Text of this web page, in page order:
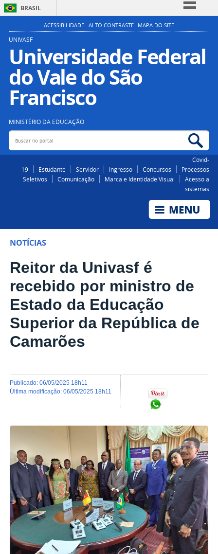
BRASIL
Simplifique!
Participe
Acesso à informação
Legislação
ACESSIBILIDADE ALTO CONTRASTE MAPA DO SITE
UNIVASF
Universidade Federal
do Vale do São
Francisco
MINISTÉRIO DA EDUCAÇÃO
Buscar no portal
Covid-
19
Estudante Servidor Ingresso Concursos
Processos
Seletivos
Comunicação Marca e Identidade Visual
Acesso a
sistemas
NOTÍCIAS
Reitor da Univasf é
recebido por ministro de
Estado da Educação
Superior da República de
Camarões
publicado: 06/05/2025 18h11
última modificação: 06/05/2025 18h11